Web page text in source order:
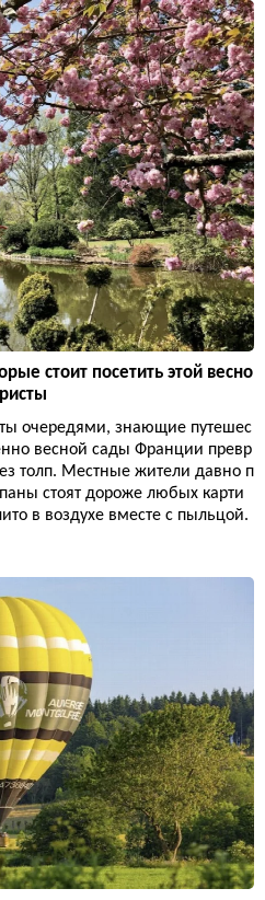
стоит посетить этой весно
очередями, знающие путешес
весной сады Франции превр
толп. Местные жители давно п
стоят дороже любых карти
в воздухе вместе с пыльцой.